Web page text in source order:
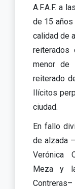
A.F.A.F. a
de 15 años
calidad de
reiterados
menor de
reiterado
Ilícitos
ciudad.
En fallo
de alzada
Verónica
Meza y